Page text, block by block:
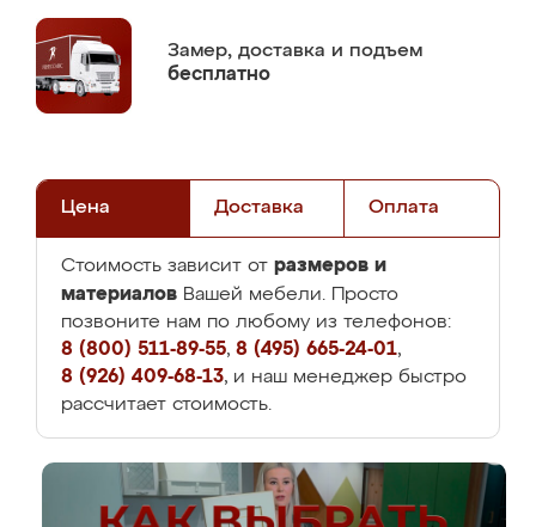
Замер, доставка и подъем
бесплатно
Цена Доставка Оплата
Стоимость зависит от размеров и
материалов Вашей мебели. Просто
позвоните нам по любому из телефонов:
8 (800) 511-89-55, 8 (495) 665-24-01,
8 (926) 409-68-13, и наш менеджер быстро
рассчитает стоимость.